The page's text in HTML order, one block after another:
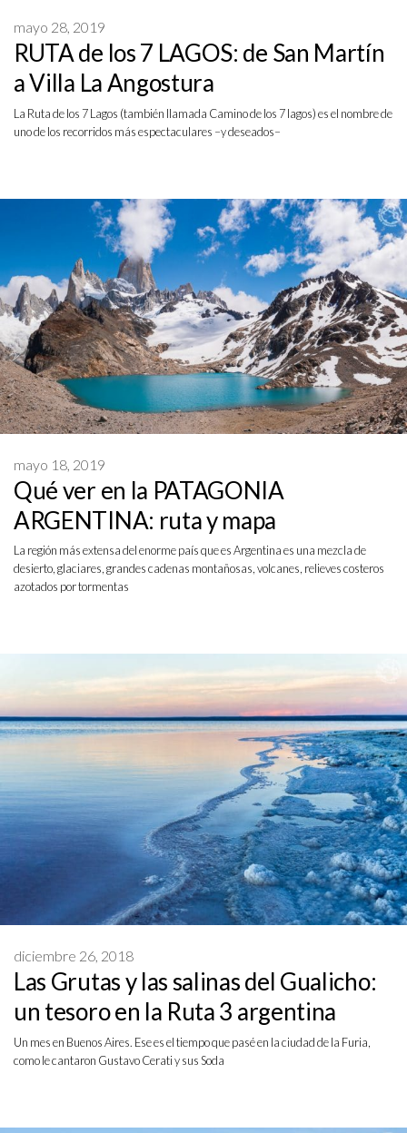
RUTA de los 7 LAGOS: de San Martín
a Villa La Angostura
mayo 28, 2019
La Ruta de los 7 Lagos (también llamada Camino de los 7 lagos) es el nombre de
uno de los recorridos más espectaculares –y deseados–
Qué ver en la PATAGONIA
ARGENTINA: ruta y mapa
mayo 18, 2019
La región más extensa del enorme país que es Argentina es una mezcla de
desierto, glaciares, grandes cadenas montañosas, volcanes, relieves costeros
azotados por tormentas
Las Grutas y las salinas del Gualicho:
un tesoro en la Ruta 3 argentina
diciembre 26, 2018
Un mes en Buenos Aires. Ese es el tiempo que pasé en la ciudad de la Furia,
como le cantaron Gustavo Cerati y sus Soda